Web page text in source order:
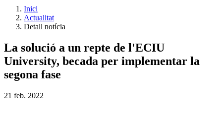
Inici
Actualitat
Detall notícia
La solució a un repte de l'ECIU
University, becada per implementar la
segona fase
21 feb. 2022